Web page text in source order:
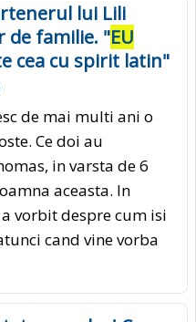
lui Lili
de familie. "EU
cea cu spirit latin"
de mai multi ani o
Ce doi au
in varsta de 6
aceasta. In
vorbit despre cum isi
cand vine vorba